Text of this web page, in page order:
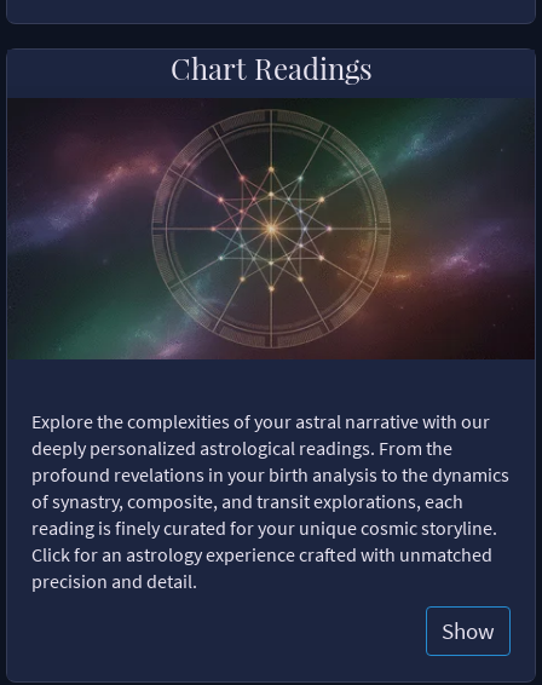
Chart Readings
Explore the complexities of your astral narrative with our
deeply personalized astrological readings. From the
profound revelations in your birth analysis to the dynamics
of synastry, composite, and transit explorations, each
reading is finely curated for your unique cosmic storyline.
Click for an astrology experience crafted with unmatched
precision and detail.
Show